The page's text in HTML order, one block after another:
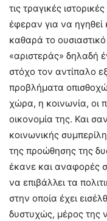
τις τραγικές
έφεραν για να
καθαρά το
«αριστεράς» δηλαδή
στόχο τον αντίπαλο
προβλήματα
χώρα, η κοινωνία, οι
οικονομία της. Και
κοινωνικής
της προώθησης της
έκανε και αναφορές
να επιβάλλει τα
στην οποία έχει
δυστυχώς, μέρος της